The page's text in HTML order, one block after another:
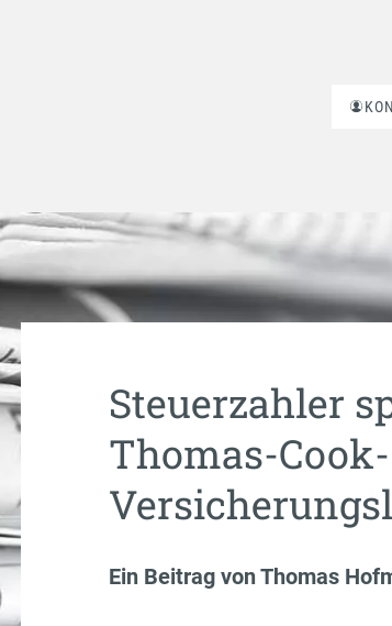
Steuerzahler
Thomas-Cook-
Ein Beitrag vonThomas